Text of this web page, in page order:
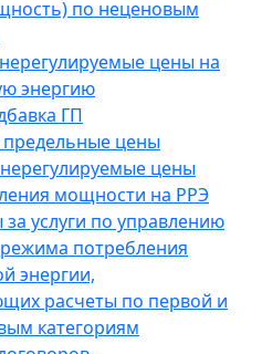
по неценовым
цены на
энергию
ГП
предельные цены
цены
мощности на РРЭ
за услуги по управлению
потребления
энергии,
расчеты по первой и
категориям